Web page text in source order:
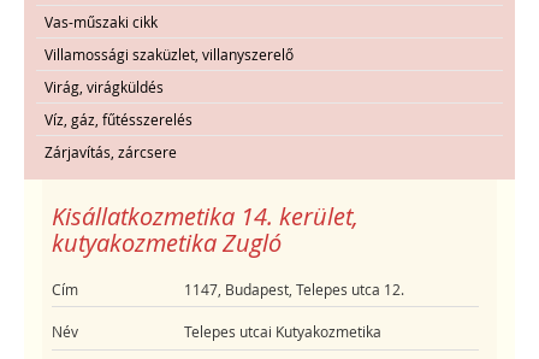
Vas-műszaki cikk
Villamossági szaküzlet, villanyszerelő
Virág, virágküldés
Víz, gáz, fűtésszerelés
Zárjavítás, zárcsere
Kisállatkozmetika 14. kerület,
kutyakozmetika Zugló
Cím 1147, Budapest, Telepes utca 12.
Név Telepes utcai Kutyakozmetika